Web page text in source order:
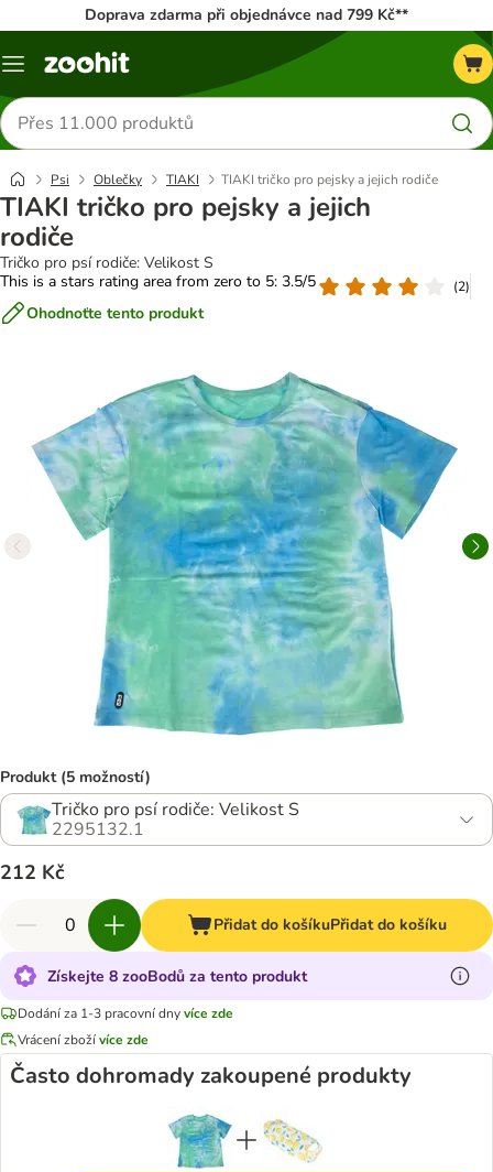
Doprava zdarma při objednávce nad 799 Kč**
Menu
Hledat
produkty
Psi Oblečky TIAKI TIAKI tričko pro pejsky a jejich rodiče
TIAKI tričko pro pejsky a jejich
rodiče
Tričko pro psí rodiče: Velikost S
This is a stars rating area from zero to 5: 3.5/5
(2)
Ohodnoťte tento produkt
Produkt (5 možností)
Tričko pro psí rodiče: Velikost S
2295132.1
212 Kč
Přidat do košíkuPřidat do košíku
Získejte 8 zooBodů za tento produkt
Dodání za 1-3 pracovní dnyvíce zde
Vrácení zbožívíce zde
Často dohromady zakoupené produkty